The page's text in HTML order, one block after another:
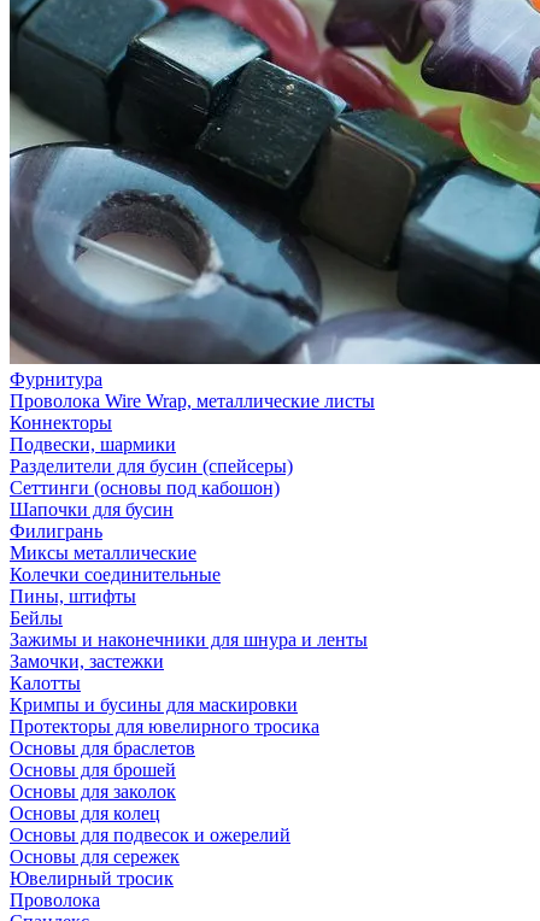
Фурнитура
Проволока Wire Wrap, металлические листы
Коннекторы
Подвески, шармики
Разделители для бусин (спейсеры)
Сеттинги (основы под кабошон)
Шапочки для бусин
Филигрань
Миксы металлические
Колечки соединительные
Пины, штифты
Бейлы
Зажимы и наконечники для шнура и ленты
Замочки, застежки
Калотты
Кримпы и бусины для маскировки
Протекторы для ювелирного тросика
Основы для браслетов
Основы для брошей
Основы для заколок
Основы для колец
Основы для подвесок и ожерелий
Основы для сережек
Ювелирный тросик
Проволока